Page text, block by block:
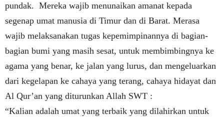
pundak. Mereka wajib menunaikan amanat kepada
segenap umat manusia di Timur dan di Barat. Merasa
wajib melaksanakan tugas kepemimpinannya di bagian-
bagian bumi yang masih sesat, untuk membimbingnya ke
agama yang benar, ke jalan yang lurus, dan mengeluarkan
dari kegelapan ke cahaya yang terang, cahaya hidayat dan
Al Qur’an yang diturunkan Allah SWT :
“Kalian adalah umat yang terbaik yang dilahirkan untuk